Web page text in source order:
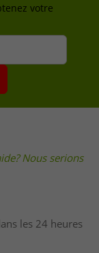
votre
Nous serions
les 24 heures